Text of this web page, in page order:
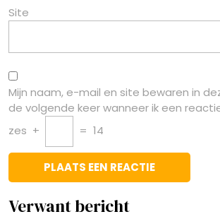
Site
Mijn naam, e-mail en site bewaren in
de volgende keer wanneer ik een
zes + = 14
Verwant bericht